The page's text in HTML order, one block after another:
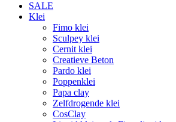
SALE
Klei
Fimo klei
Sculpey klei
Cernit klei
Creatieve Beton
Pardo klei
Poppenklei
Papa clay
Zelfdrogende klei
CosClay